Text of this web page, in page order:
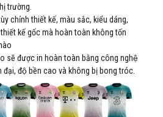
trường.
chỉnh thiết kế, màu sắc, kiểu dáng,
kế gốc mà hoàn toàn không tốn
sẽ được in hoàn toàn bằng công nghệ
đại, độ bền cao và không bị bong tróc.